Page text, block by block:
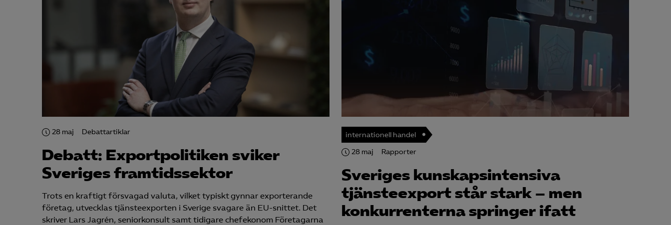
Cookie-inställningar
28 maj Debattartiklar
Debatt: Exportpolitiken sviker
Sveriges framtidssektor
Trots en kraftigt försvagad valuta, vilket typiskt gynnar exporterande
företag, utvecklas tjänsteexporten i Sverige svagare än EU-snittet. Det
skriver Lars Jagrén, seniorkonsult samt tidigare chefekonom Företagarna
internationell handel
28 maj Rapporter
Sveriges kunskapsintensiva
tjänsteexport står stark – men
konkurrenterna springer ifatt